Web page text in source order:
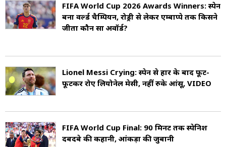
FIFA World Cup 2026 Awards Winners: स्पेन
बना वर्ल्ड चैम्पियन, रोड्री से लेकर एम्बाप्पे तक किसने
जीता कौन सा अवॉर्ड?
Lionel Messi Crying: स्पेन से हार के बाद फूट-
फूटकर रोए ल‍ियोनेल मेसी, नहीं रुके आंसू, VIDEO
FIFA World Cup Final: 90 म‍िनट तक स्‍पेन‍िश
दबदबे की कहानी, आंकड़ों की जुबानी